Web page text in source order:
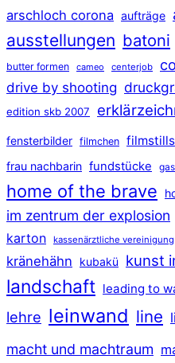
arschloch corona aufträge
ausstellungen batoni
butter formen cameo centerjob
drive by shooting
edition skb 2007
fensterbilder filmchen filmstills
frau nachbarin fundstücke
home of the brave
im zentrum der explosion
karton kassenärztliche vereinigung
kränehähn kubakü kunst
landschaft leading to
lehre leinwand line
macht und machtraum